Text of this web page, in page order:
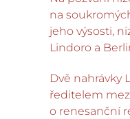
na
jeho výsosti,
Lindoro a
Dvě nahrávky
ředitelem
o renesanční